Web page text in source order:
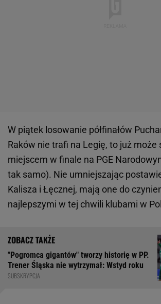
W piątek losowanie półfinałów
Raków nie trafi na Legię, to już może
miejscem w finale na PGE
tak samo). Nie umniejszając
Kalisza i Łęcznej, mają one do
najlepszymi w tej chwili klubami w
"Pogromca gigantów" tworzy historię w PP.
Trener Śląska nie wytrzymał: Wstyd roku
SUBSKRYPCJA